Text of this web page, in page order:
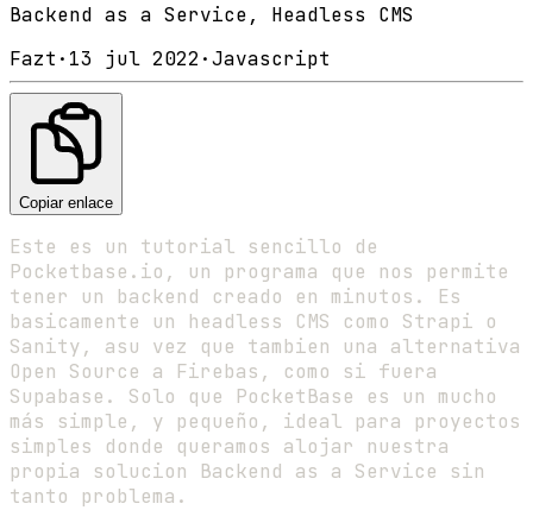
Backend as a Service, Headless CMS
Fazt · 13 jul 2022 ·Javascript
Copiar enlace
Este es un tutorial sencillo de
Pocketbase.io, un programa que nos permite
tener un backend creado en minutos. Es
basicamente un headless CMS como Strapi o
Sanity, asu vez que tambien una alternativa
Open Source a Firebas, como si fuera
Supabase. Solo que PocketBase es un mucho
más simple, y pequeño, ideal para proyectos
simples donde queramos alojar nuestra
propia solucion Backend as a Service sin
tanto problema.